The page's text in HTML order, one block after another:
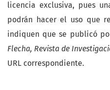
licencia exclusiva, pues
podrán hacer el uso que
indiquen que se publicó
Flecha, Revista de
URL correspondiente.